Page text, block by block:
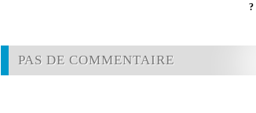
?
PAS DE COMMENTAIRE